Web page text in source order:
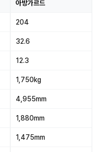
아방가르드
204
32.6
12.3
1,750kg
4,955mm
1,880mm
1,475mm